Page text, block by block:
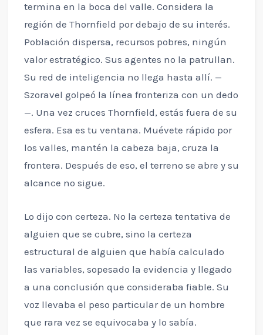
termina en la boca del valle. Considera la
región de Thornfield por debajo de su interés.
Población dispersa, recursos pobres, ningún
valor estratégico. Sus agentes no la patrullan.
Su red de inteligencia no llega hasta allí. —
Szoravel golpeó la línea fronteriza con un dedo
—. Una vez cruces Thornfield, estás fuera de su
esfera. Esa es tu ventana. Muévete rápido por
los valles, mantén la cabeza baja, cruza la
frontera. Después de eso, el terreno se abre y su
alcance no sigue.
Lo dijo con certeza. No la certeza tentativa de
alguien que se cubre, sino la certeza
estructural de alguien que había calculado
las variables, sopesado la evidencia y llegado
a una conclusión que consideraba fiable. Su
voz llevaba el peso particular de un hombre
que rara vez se equivocaba y lo sabía.